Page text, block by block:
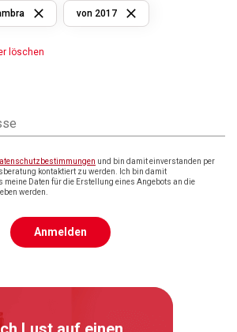
von 2017
löschen
und bin damit einverstanden per
kontaktiert zu werden. Ich bin damit
meine Daten für die Erstellung eines Angebots an die
werden.
Anmelden